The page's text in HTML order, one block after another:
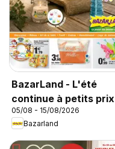
BazarLand - L'été
continue à petits prix
05/08 - 15/08/2026
Bazarland